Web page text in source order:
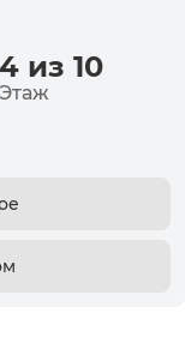
4 из 10
Этаж